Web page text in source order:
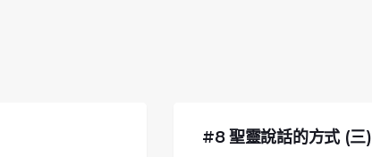
#8 聖靈說話的方式 (三)